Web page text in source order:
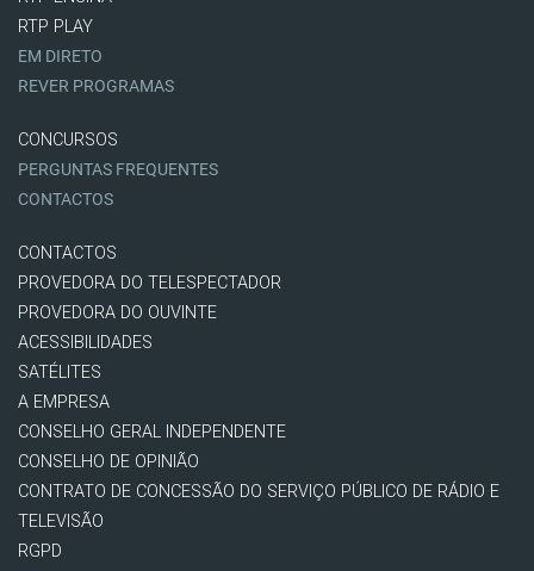
RTP PLAY
EM DIRETO
REVER PROGRAMAS
CONCURSOS
PERGUNTAS FREQUENTES
CONTACTOS
CONTACTOS
PROVEDORA DO TELESPECTADOR
PROVEDORA DO OUVINTE
ACESSIBILIDADES
SATÉLITES
A EMPRESA
CONSELHO GERAL INDEPENDENTE
CONSELHO DE OPINIÃO
CONTRATO DE CONCESSÃO DO SERVIÇO PÚBLICO DE RÁDIO E
TELEVISÃO
RGPD